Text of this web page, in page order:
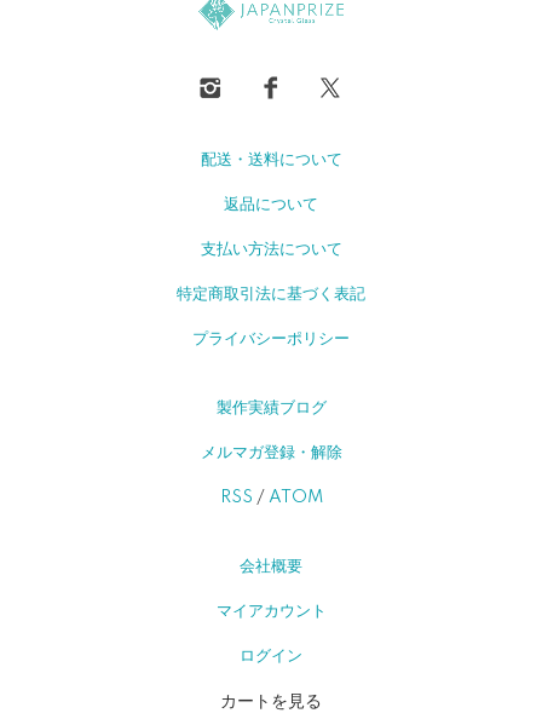
配送・送料について
返品について
支払い方法について
特定商取引法に基づく表記
プライバシーポリシー
製作実績ブログ
メルマガ登録・解除
RSS / ATOM
会社概要
マイアカウント
ログイン
カートを見る